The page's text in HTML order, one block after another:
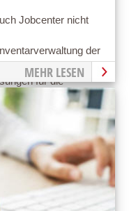
Jobcenter nicht
der
für die
MEHR LESEN